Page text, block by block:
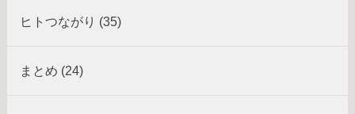
ヒトつながり (35)
まとめ (24)